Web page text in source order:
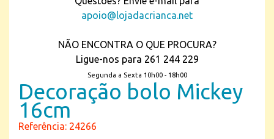
apoio@lojadacrianca.net
NÃO ENCONTRA O QUE PROCURA?
Ligue-nos para 261 244 229
Segunda a Sexta 10h00 - 18h00
Decoração bolo Mickey
16cm
Referência: 24266